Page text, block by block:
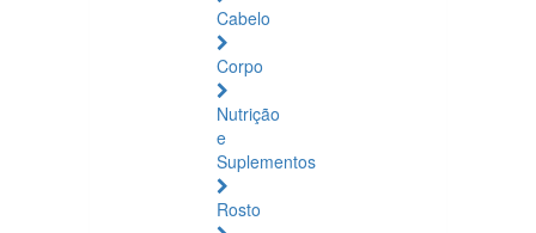
Cabelo
Corpo
Nutrição
e
Suplementos
Rosto